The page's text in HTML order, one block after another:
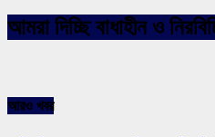
আমরা দিচ্ছি বাধাহীন ও
আরও খবর